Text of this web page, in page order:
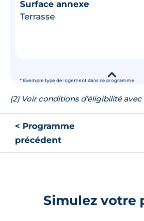
* Exemple type de logement dans ce programme
Surface annexe
Terrasse
▾
(2) Voir conditions d’éligibilité
< Programme
précédent
Simulez votre